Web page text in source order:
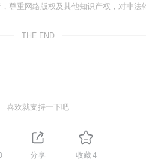
尊重网络版权及其他知识产权，对非
THE END
喜欢就支持一下吧
分享 收藏4